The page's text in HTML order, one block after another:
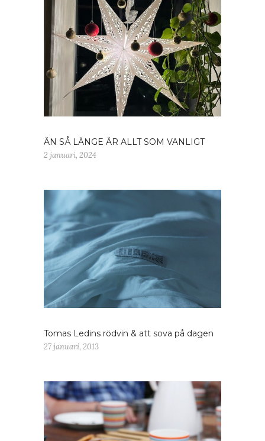
ÄN SÅ LÄNGE ÄR ALLT SOM VANLIGT
2 januari, 2024
Tomas Ledins rödvin & att sova på dagen
27 januari, 2013